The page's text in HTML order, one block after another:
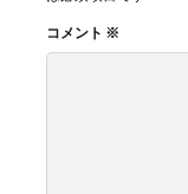
コメント ※